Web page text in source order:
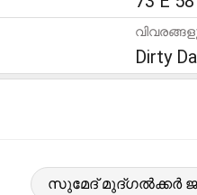
Dirty
സുമേദ് മുദ്ഗൽക്കർ